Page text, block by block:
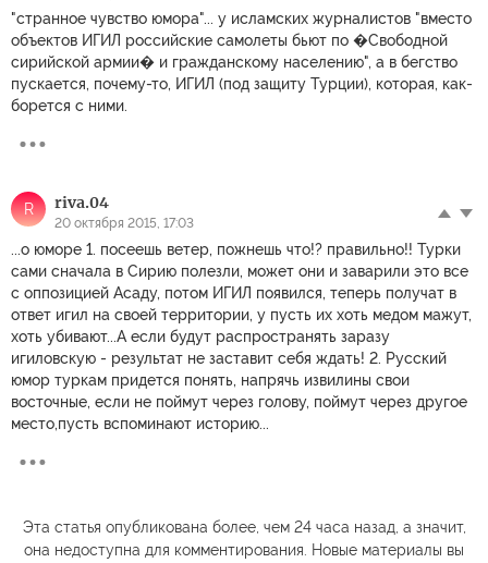
"странное чувство юмора"... у исламских журналистов "вместо
объектов ИГИЛ российские самолеты бьют по �Свободной
сирийской армии� и гражданскому населению", а в бегство
пускается, почему-то, ИГИЛ (под защиту Турции), которая, как-
борется с ними.
R riva.04
20 октября 2015, 17:03
...о юморе 1. посеешь ветер, пожнешь что!? правильно!! Турки
сами сначала в Сирию полезли, может они и заварили это все
с оппозицией Асаду, потом ИГИЛ появился, теперь получат в
ответ игил на своей территории, у пусть их хоть медом мажут,
хоть убивают...А если будут распространять заразу
игиловскую - результат не заставит себя ждать! 2. Русский
юмор туркам придется понять, напрячь извилины свои
восточные, если не поймут через голову, поймут через другое
место,пусть вспоминают историю...
Эта статья опубликована более, чем 24 часа назад, а значит,
она недоступна для комментирования. Новые материалы вы